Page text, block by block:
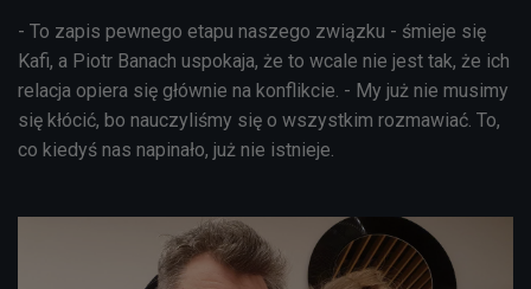
- To zapis pewnego etapu naszego związku - śmieje się
Kafi, a Piotr Banach uspokaja, że to wcale nie jest tak, że ich
relacja opiera się głównie na konflikcie. - My już nie musimy
się kłócić, bo nauczyliśmy się o wszystkim rozmawiać. To,
co kiedyś nas napinało, już nie istnieje.